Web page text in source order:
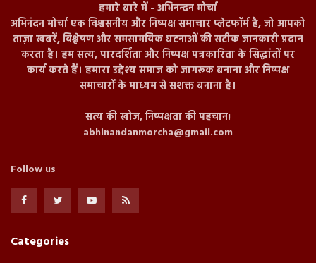
हमारे बारे में - अभिनन्दन मोर्चा
अभिनंदन मोर्चा एक विश्वसनीय और निष्पक्ष समाचार प्लेटफॉर्म है, जो आपको
ताज़ा खबरें, विश्लेषण और समसामयिक घटनाओं की सटीक जानकारी प्रदान
करता है। हम सत्य, पारदर्शिता और निष्पक्ष पत्रकारिता के सिद्धांतों पर
कार्य करते हैं। हमारा उद्देश्य समाज को जागरूक बनाना और निष्पक्ष
समाचारों के माध्यम से सशक्त बनाना है।
सत्य की खोज, निष्पक्षता की पहचान!
abhinandanmorcha@gmail.com
Follow us
Categories